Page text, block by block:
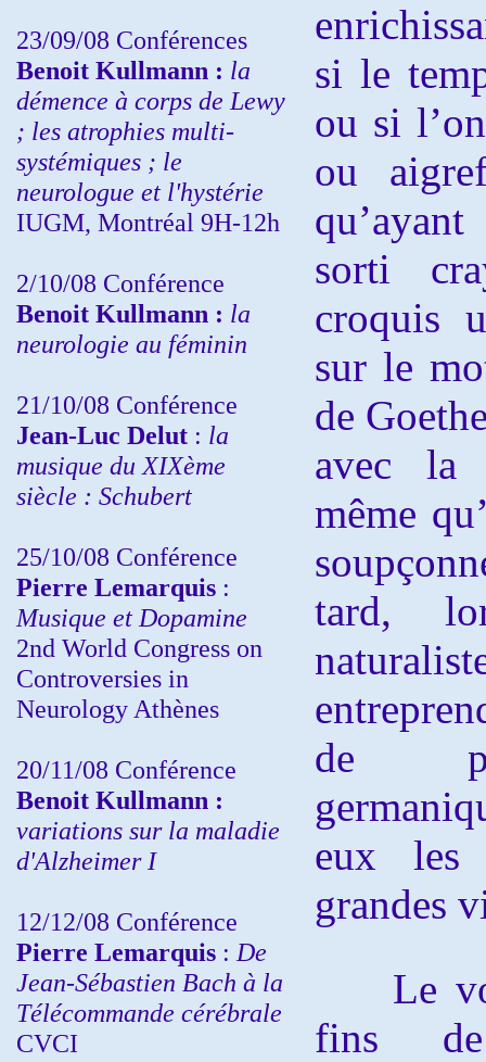
23/09/08 Conférences
Benoit Kullmann : la
démence à corps de Lewy
; les atrophies multi-
systémiques ; le
neurologue et l'hystérie
IUGM, Montréal 9H-12h
2/10/08 Conférence
Benoit Kullmann : la
neurologie au féminin
21/10/08 Conférence
Jean-Luc Delut : la
musique du XIXème
siècle : Schubert
25/10/08 Conférence
Pierre Lemarquis :
Musique et Dopamine
2nd World Congress on
Controversies in
Neurology Athènes
20/11/08 Conférence
Benoit Kullmann :
variations sur la maladie
d'Alzheimer I
12/12/08 Conférence
Pierre Lemarquis : De
Jean-Sébastien Bach à la
Télécommande cérébrale
CVCI
si le
ou si
ou
sorti
croquis
sur le
de
avec la
même
tard,
de
eux les
grandes
Le
fins de